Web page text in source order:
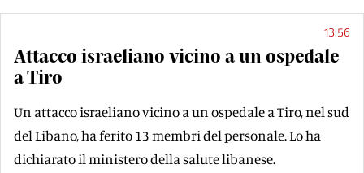
13:56
Attacco israeliano vicino a un ospedale
a Tiro
Un attacco israeliano vicino a un ospedale a Tiro, nel sud
del Libano, ha ferito 13 membri del personale. Lo ha
dichiarato il ministero della salute libanese.